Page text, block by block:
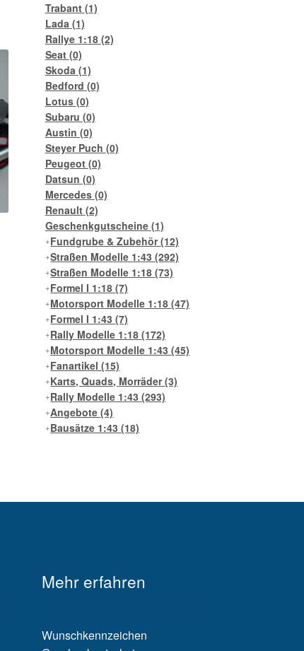
Trabant (1)
Lada (1)
Rallye 1:18 (2)
Seat (0)
Skoda (1)
Bedford (0)
Lotus (0)
Subaru (0)
Austin (0)
Steyer Puch (0)
Peugeot (0)
Datsun (0)
Mercedes (0)
Renault (2)
Geschenkgutscheine (1)
Fundgrube & Zubehör(12)
Straßen Modelle 1:43(292)
Straßen Modelle 1:18(73)
Formel I 1:18(7)
Motorsport Modelle 1:18(47)
Formel I 1:43(7)
Rally Modelle 1:18(172)
Motorsport Modelle 1:43(45)
Fanartikel(15)
Karts, Quads, Morräder(3)
Rally Modelle 1:43(293)
Angebote(4)
Bausätze 1:43(18)
Mehr erfahren
Wunschkennzeichen